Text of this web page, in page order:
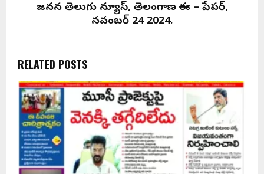
జనసేన తెలుగు న్యూస్, తెలంగాణ ఈ – పేపర్,
నవంబర్ 24 2024.
RELATED POSTS